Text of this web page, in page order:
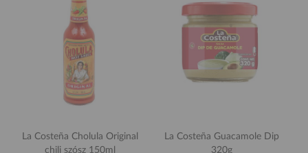
La Costeña Cholula Original
chili szósz 150ml
La Costeña Guacamole Dip
320g